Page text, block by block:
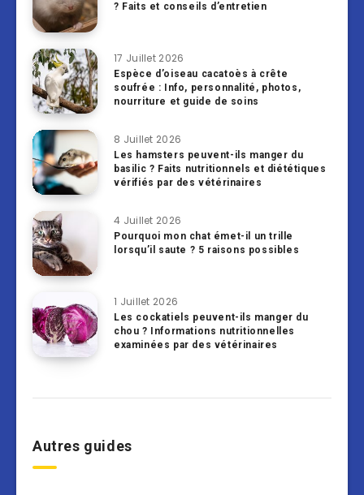
? Faits et conseils d’entretien
17 Juillet 2026
Espèce d’oiseau cacatoès à crête
soufrée : Info, personnalité, photos,
nourriture et guide de soins
8 Juillet 2026
Les hamsters peuvent-ils manger du
basilic ? Faits nutritionnels et diététiques
vérifiés par des vétérinaires
4 Juillet 2026
Pourquoi mon chat émet-il un trille
lorsqu’il saute ? 5 raisons possibles
1 Juillet 2026
Les cockatiels peuvent-ils manger du
chou ? Informations nutritionnelles
examinées par des vétérinaires
Autres guides